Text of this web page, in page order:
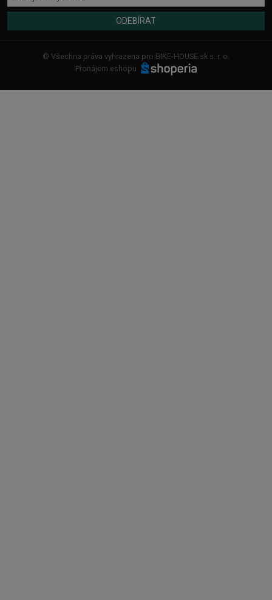
ODEBÍRAT
© Všechna práva vyhrazena pro BIKE-HOUSE.sk s. r. o.
Pronájem eshopu